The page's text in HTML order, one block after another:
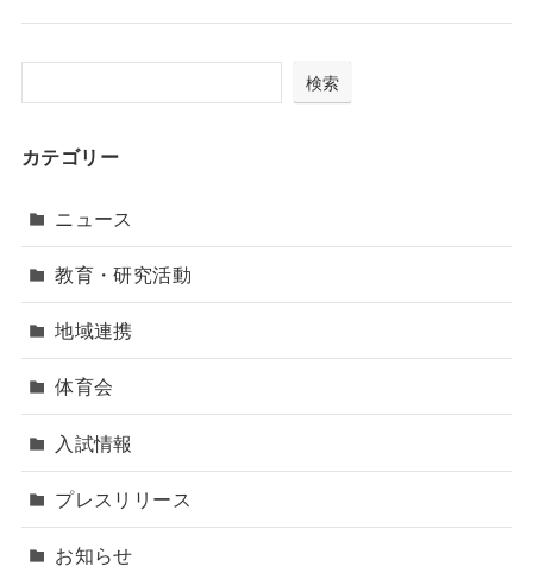
検索
カテゴリー
ニュース
教育・研究活動
地域連携
体育会
入試情報
プレスリリース
お知らせ